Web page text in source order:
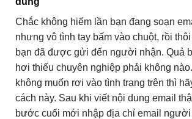
Chắc không hiếm lần bạn đang soạn
nhưng vô tình tay bấm vào chuột, rồi
bạn đã được gửi đến người nhận. Quả
hơi thiếu chuyên nghiệp phải không
không muốn rơi vào tình trạng trên thì
cách này. Sau khi viết nội dung email
bước cuối mới nhập địa chỉ email người